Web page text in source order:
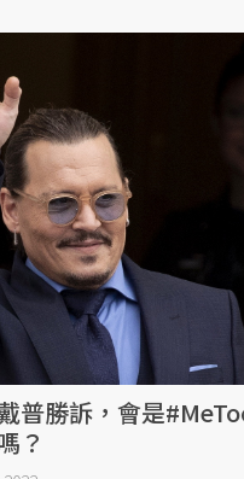
普勝訴，會是
？